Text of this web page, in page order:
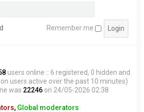
Remember me
users online :: 6 registered, 0 hidden and
users active over the past 10 minutes)
was 22246 on 24/05-2026 02:38
, Global moderators